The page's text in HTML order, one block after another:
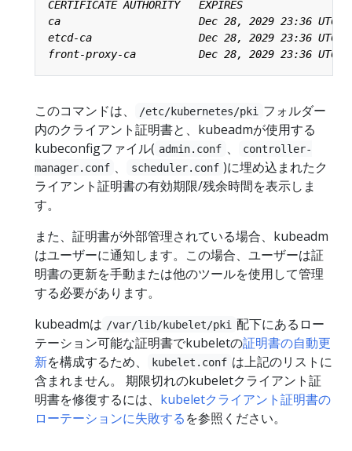
このコマンドは、 /etc/kubernetes/pki
フォルダー
内のクライアント証明書と、kubeadmが使用する
kubeconfigファイル( admin.conf 、
controller-
manager.conf 、 scheduler.conf )に埋め込まれたク
ライアント証明書の有効期限/残余時間を表示しま
す。
また、証明書が外部管理されている場合、kubeadm
はユーザーに通知します。この場合、ユーザーは証
明書の更新を手動または他のツールを使用して管理
する必要があります。
kubeadmは /var/lib/kubelet/pki 配下にあるロー
テーション可能な証明書でkubeletの証明書の自動更
新を構成するため、 kubelet.conf は上記のリストに
含まれません。 期限切れのkubeletクライアント証
明書を修復するには、 kubeletクライアント証明書の
ローテーションに失敗するを参照ください。